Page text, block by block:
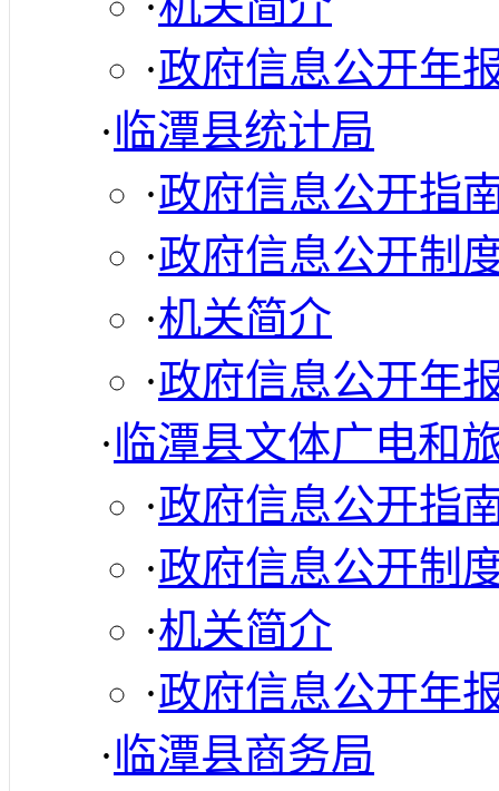
·政府信息公开年
·临潭县统计局
·政府信息公开指
·政府信息公开制
·机关简介
·政府信息公开年
·临潭县文体广电和
·政府信息公开指
·政府信息公开制
·机关简介
·政府信息公开年
·临潭县商务局